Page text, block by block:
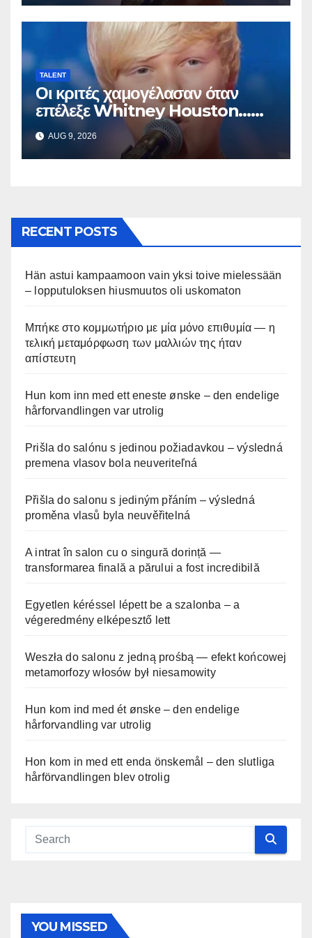
TALENT
Οι κριτές χαμογέλασαν όταν
επέλεξε Whitney Houston…
Μετά άρχισε να τραγουδά
AUG 9, 2026
RECENT POSTS
Hän astui kampaamoon vain yksi toive mielessään
– lopputuloksen hiusmuutos oli uskomaton
Μπήκε στο κομμωτήριο με μία μόνο επιθυμία — η
τελική μεταμόρφωση των μαλλιών της ήταν
απίστευτη
Hun kom inn med ett eneste ønske – den endelige
hårforvandlingen var utrolig
Prišla do salónu s jedinou požiadavkou – výsledná
premena vlasov bola neuveriteľná
Přišla do salonu s jediným přáním – výsledná
proměna vlasů byla neuvěřitelná
A intrat în salon cu o singură dorință —
transformarea finală a părului a fost incredibilă
Egyetlen kéréssel lépett be a szalonba – a
végeredmény elképesztő lett
Weszła do salonu z jedną prośbą — efekt końcowej
metamorfozy włosów był niesamowity
Hun kom ind med ét ønske – den endelige
hårforvandling var utrolig
Hon kom in med ett enda önskemål – den slutliga
hårförvandlingen blev otrolig
YOU MISSED